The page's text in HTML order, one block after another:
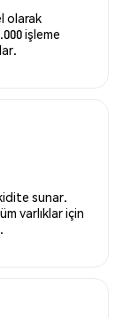
olarak
işleme
sunar.
varlıklar için